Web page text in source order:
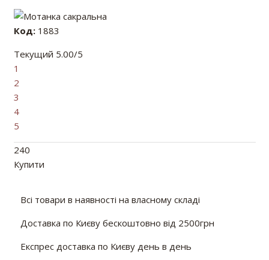
Код:1883
Текущий 5.00/5
1
2
3
4
5
240
Купити
Всі товари в наявності на власному складі
Доставка по Києву бескоштовно від 2500грн
Експрес доставка по Києву день в день